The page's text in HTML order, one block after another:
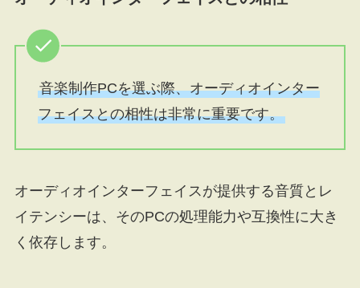
音楽制作PCを選ぶ際、オーディオインター
フェイスとの相性は非常に重要です。
オーディオインターフェイスが提供する音質とレ
イテンシーは、そのPCの処理能力や互換性に大き
く依存します。